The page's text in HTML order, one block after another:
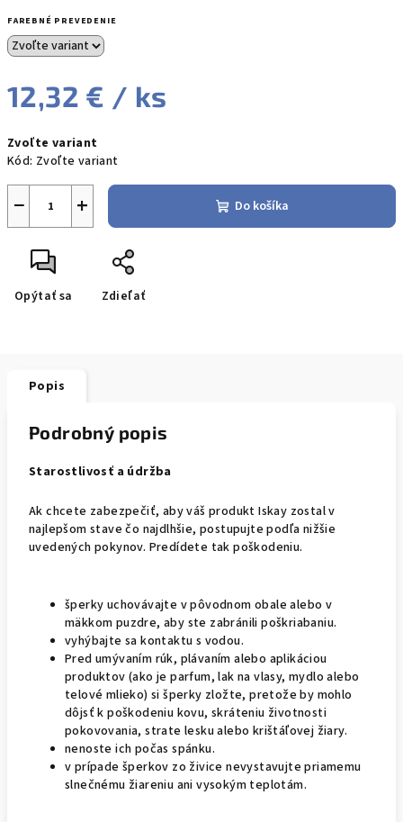
FAREBNÉ PREVEDENIE
12,32 € / ks
cena:
Zvoľte variant
Kód: Zvoľte variant
+
− Do košíka
Opýtať sa Zdieľať
Popis
Podrobný popis
Starostlivosť a údržba
Ak chcete zabezpečiť, aby váš produkt Iskay zostal v
najlepšom stave čo najdlhšie, postupujte podľa nižšie
uvedených pokynov. Predídete tak poškodeniu.
šperky uchovávajte v pôvodnom obale alebo v
mäkkom puzdre, aby ste zabránili poškriabaniu.
vyhýbajte sa kontaktu s vodou.
Pred umývaním rúk, plávaním alebo aplikáciou
produktov (ako je parfum, lak na vlasy, mydlo alebo
telové mlieko) si šperky zložte, pretože by mohlo
dôjsť k poškodeniu kovu, skráteniu životnosti
pokovovania, strate lesku alebo krištáľovej žiary.
nenoste ich počas spánku.
v prípade šperkov zo živice nevystavujte priamemu
slnečnému žiareniu ani vysokým teplotám.